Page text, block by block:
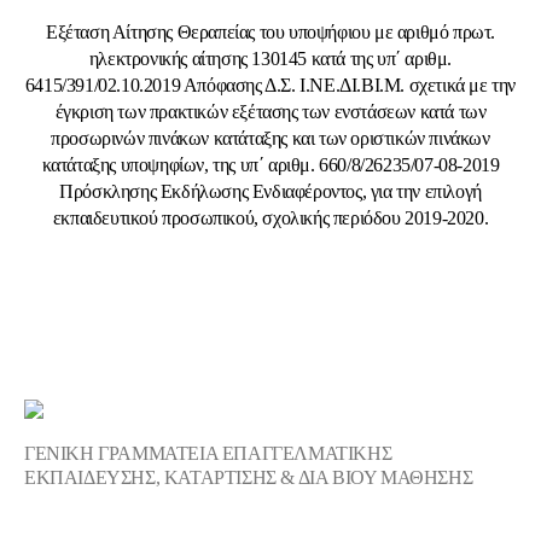
Εξέταση Αίτησης Θεραπείας του υποψήφιου με αριθμό πρωτ.
ηλεκτρονικής αίτησης 130145 κατά της υπ΄ αριθμ.
6415/391/02.10.2019 Απόφασης Δ.Σ. Ι.ΝΕ.ΔΙ.ΒΙ.Μ. σχετικά με την
έγκριση των πρακτικών εξέτασης των ενστάσεων κατά των
προσωρινών πινάκων κατάταξης και των οριστικών πινάκων
κατάταξης υποψηφίων, της υπ΄ αριθμ. 660/8/26235/07-08-2019
Πρόσκλησης Εκδήλωσης Ενδιαφέροντος, για την επιλογή
εκπαιδευτικού προσωπικού, σχολικής περιόδου 2019-2020.
ΓΕΝΙΚΗ ΓΡΑΜΜΑΤΕΙΑ ΕΠΑΓΓΕΛΜΑΤΙΚΗΣ
ΕΚΠΑΙΔΕΥΣΗΣ, ΚΑΤΑΡΤΙΣΗΣ & ΔΙΑ ΒΙΟΥ ΜΑΘΗΣΗΣ